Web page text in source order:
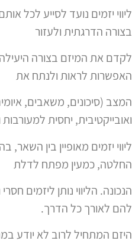
ליווי יזמים נועד לסייע לכל
בצורה הדרגתית ולעזור
לקדם את המיזם בצורה
האפשרות לראות ולנתח את
המצב (סיכונים, משאבים,
ואובייקטיבית, יחסית
ליווי יזמים מאופיין בין
החלטה, כמעין מפתח לדלת
הנכונה. הליווי נותן ליזמים
להם לאורך כל הדרך.
היזם המתחיל לרוב לא יודע